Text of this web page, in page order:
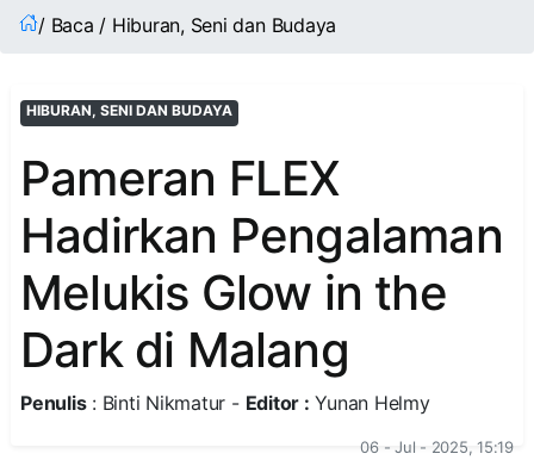
/ Baca / Hiburan, Seni dan Budaya
HIBURAN, SENI DAN BUDAYA
Pameran FLEX
Hadirkan Pengalaman
Melukis Glow in the
Dark di Malang
Penulis: Binti Nikmatur - Editor : Yunan Helmy
06 - Jul - 2025, 15:19